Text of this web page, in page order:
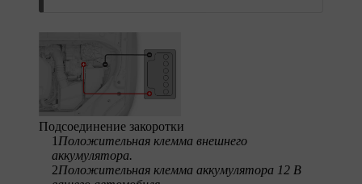
Подсоединение закоротки
1 Положительная клемма внешнего
аккумулятора.
2Положительная клемма аккумулятора 12 В